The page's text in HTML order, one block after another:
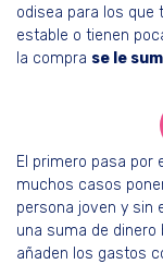
odisea para los que
estable o tienen
la compra se le
El primero pasa por
muchos casos
persona joven y sin
una suma de dinero
añaden los gastos